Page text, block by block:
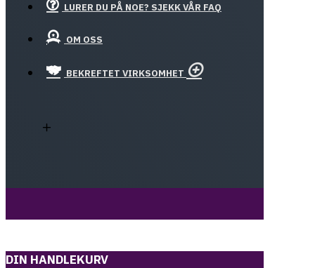
LURER DU PÅ NOE? SJEKK VÅR FAQ
OM OSS
BEKREFTET VIRKSOMHET
DIN HANDLEKURV